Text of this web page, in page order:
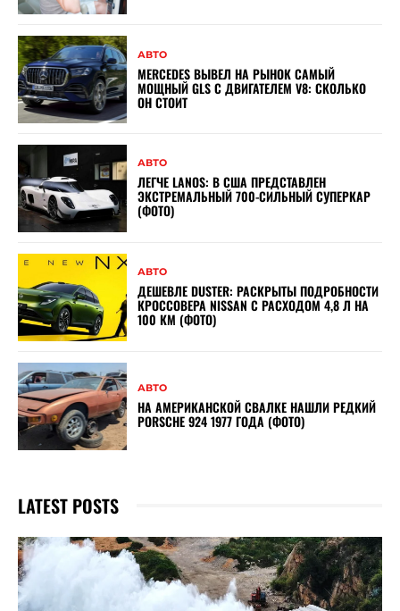
АВТО
MERCEDES ВЫВЕЛ НА РЫНОК САМЫЙ
МОЩНЫЙ GLS С ДВИГАТЕЛЕМ V8: СКОЛЬКО
ОН СТОИТ
АВТО
ЛЕГЧЕ LANOS: В США ПРЕДСТАВЛЕН
ЭКСТРЕМАЛЬНЫЙ 700-СИЛЬНЫЙ СУПЕРКАР
(ФОТО)
АВТО
ДЕШЕВЛЕ DUSTER: РАСКРЫТЫ ПОДРОБНОСТИ
КРОССОВЕРА NISSAN С РАСХОДОМ 4,8 Л НА
100 КМ (ФОТО)
АВТО
НА АМЕРИКАНСКОЙ СВАЛКЕ НАШЛИ РЕДКИЙ
PORSCHE 924 1977 ГОДА (ФОТО)
LATEST POSTS